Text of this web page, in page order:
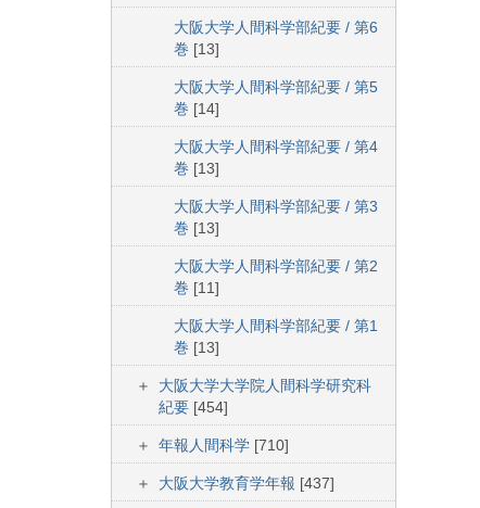
大阪大学人間科学部紀要 / 第6
巻 [13]
大阪大学人間科学部紀要 / 第5
巻 [14]
大阪大学人間科学部紀要 / 第4
巻 [13]
大阪大学人間科学部紀要 / 第3
巻 [13]
大阪大学人間科学部紀要 / 第2
巻 [11]
大阪大学人間科学部紀要 / 第1
巻 [13]
大阪大学大学院人間科学研究科
紀要 [454]
年報人間科学 [710]
大阪大学教育学年報 [437]